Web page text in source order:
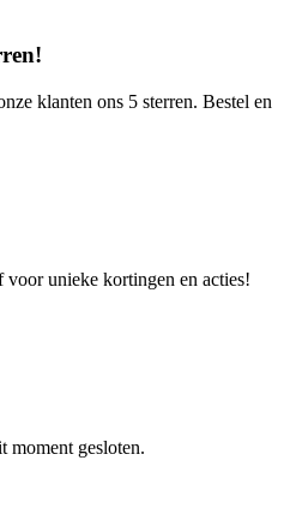
klanten ons 5 sterren. Bestel en
unieke kortingen en acties!
moment gesloten.